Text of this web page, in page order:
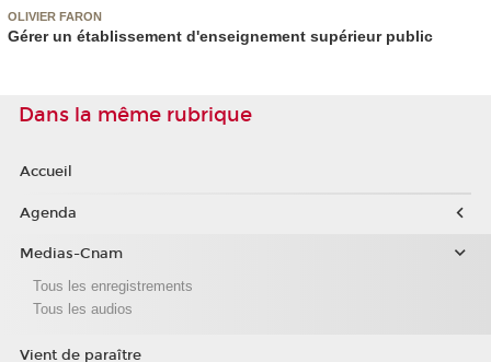
OLIVIER FARON
Gérer un établissement d'enseignement supérieur public
Dans la même rubrique
Accueil
Agenda
Medias-Cnam
Tous les enregistrements
Tous les audios
Vient de paraître